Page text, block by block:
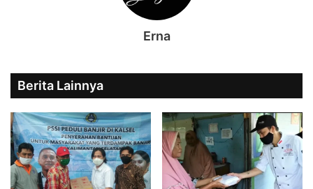
Erna
Berita Lainnya